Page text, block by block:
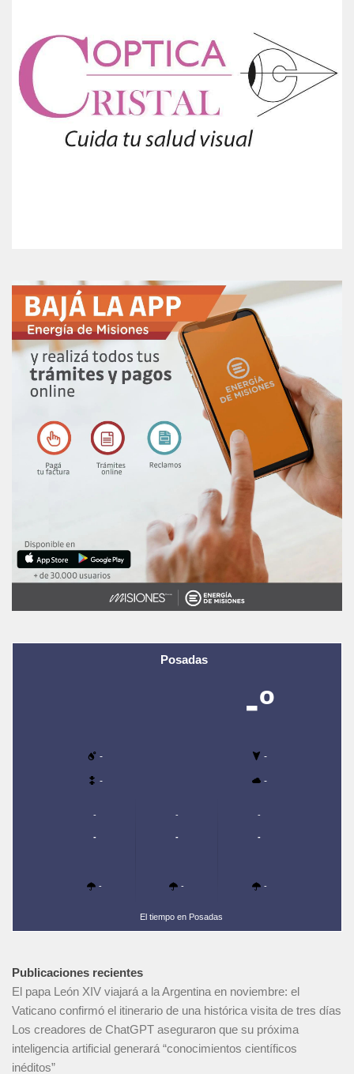
Posadas
-º
- -
- -
-
-
-
-
-
-
-
-
-
El tiempo en Posadas
Publicaciones recientes
El papa León XIV viajará a la Argentina en noviembre: el
Vaticano confirmó el itinerario de una histórica visita de tres días
Los creadores de ChatGPT aseguraron que su próxima
inteligencia artificial generará “conocimientos científicos
inéditos”